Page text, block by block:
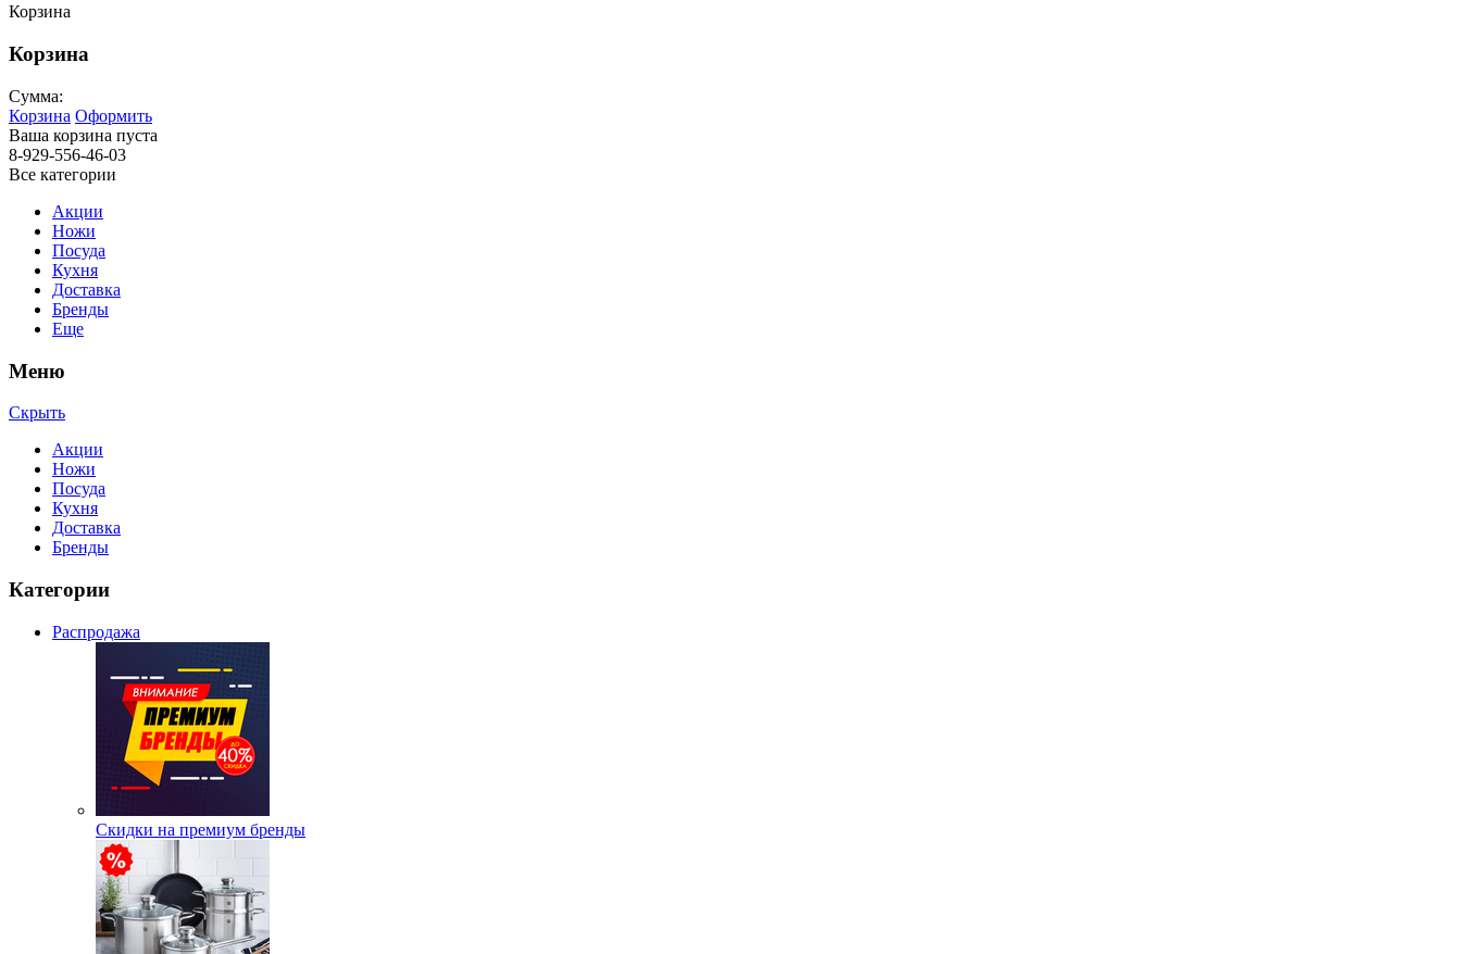
Корзина
Корзина
Сумма:
Корзина Оформить
Ваша корзина пуста
8-929-556-46-03
Все категории
Акции
Ножи
Посуда
Кухня
Доставка
Бренды
Еще
Меню
Скрыть
Акции
Ножи
Посуда
Кухня
Доставка
Бренды
Категории
Распродажа
Скидки на премиум бренды